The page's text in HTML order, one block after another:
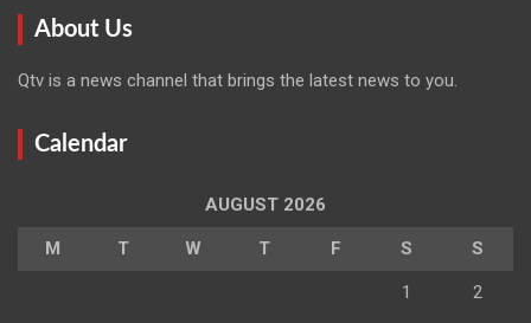
About Us
Qtv is a news channel that brings the latest news to you.
Calendar
AUGUST 2026
M T W T F S S
1 2